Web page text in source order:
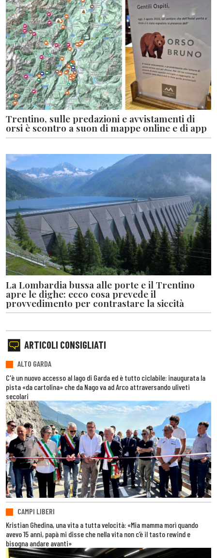
Trentino, sulle predazioni e avvistamenti di
orsi è scontro a suon di mappe online e di app
La Lombardia bussa alle porte e il Trentino
apre le dighe: ecco cosa prevede il
provvedimento per contrastare la siccità
ARTICOLI CONSIGLIATI
ALTO GARDA
C'è un nuovo accesso al lago di Garda ed è tutto ciclabile: inaugurata la
pista «da cartolina» che da Nago va ad Arco attraversando uliveti
secolari
CAMPI LIBERI
Kristian Ghedina, una vita a tutta velocità: «Mia mamma morì quando
avevo 15 anni, papà mi disse che nella vita non c’è il tasto rewind e
bisogna andare avanti»